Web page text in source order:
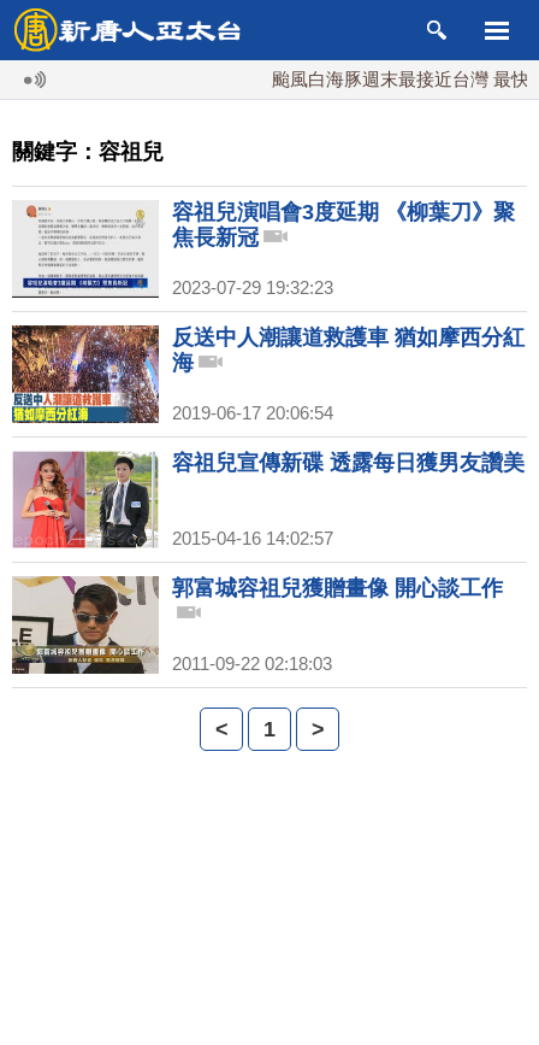
颱風白海豚週末最接近台灣 最快9
關鍵字：容祖兒
容祖兒演唱會3度延期 《柳葉刀》聚
焦長新冠
2023-07-29 19:32:23
反送中人潮讓道救護車 猶如摩西分紅
海
2019-06-17 20:06:54
容祖兒宣傳新碟 透露每日獲男友讚美
2015-04-16 14:02:57
郭富城容祖兒獲贈畫像 開心談工作
2011-09-22 02:18:03
< 1 >